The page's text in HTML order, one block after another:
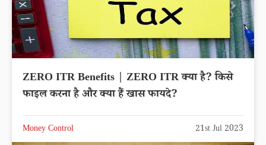
ZERO ITR Benefits | ZERO ITR क्या है? किसे
फाइल करना है और क्या हैं खास फायदे?
Money Control 21st Jul 2023